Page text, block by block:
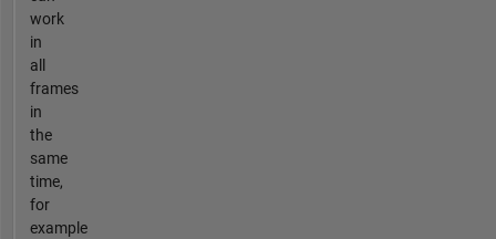
work
in
all
frames
in
the
same
time,
for
example